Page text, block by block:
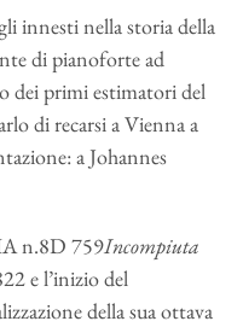
innesti nella storia della
di pianoforte ad
dei primi estimatori del
di recarsi a Vienna a
a Johannes
n.8D 759Incompiuta
e l’inizio del
della sua ottava